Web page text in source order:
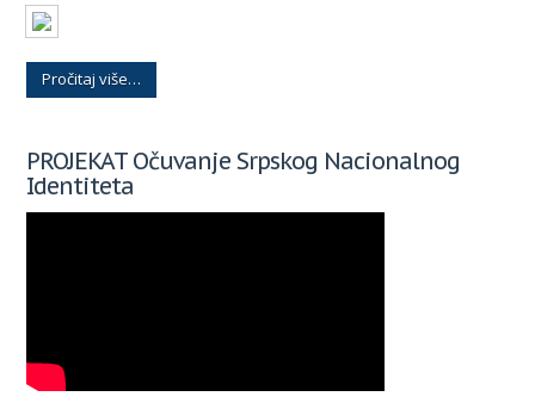
Pročitaj više…
PROJEKAT Očuvanje Srpskog Nacionalnog
Identiteta